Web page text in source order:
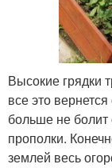
Высокие грядки
все это
больше не
прополки.
землей весь